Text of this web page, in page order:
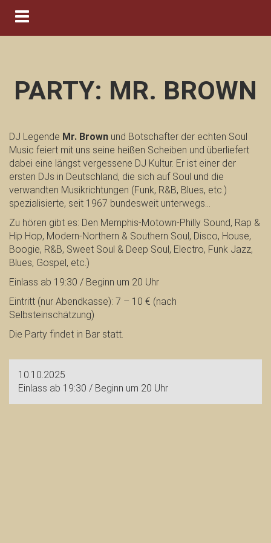
Navigation ein-/ausblenden
PARTY: MR. BROWN
DJ Legende Mr. Brown und Botschafter der echten Soul
Music feiert mit uns seine heißen Scheiben und überliefert
dabei eine längst vergessene DJ Kultur. Er ist einer der
ersten DJs in Deutschland, die sich auf Soul und die
verwandten Musikrichtungen (Funk, R&B, Blues, etc.)
spezialisierte, seit 1967 bundesweit unterwegs…
Zu hören gibt es: Den Memphis-Motown-Philly Sound, Rap &
Hip Hop, Modern-Northern & Southern Soul, Disco, House,
Boogie, R&B, Sweet Soul & Deep Soul, Electro, Funk Jazz,
Blues, Gospel, etc.)
Einlass ab 19:30 / Beginn um 20 Uhr
Eintritt (nur Abendkasse): 7 – 10 € (nach
Selbsteinschätzung)
Die Party findet in Bar statt.
10.10.2025
Einlass ab 19:30 / Beginn um 20 Uhr